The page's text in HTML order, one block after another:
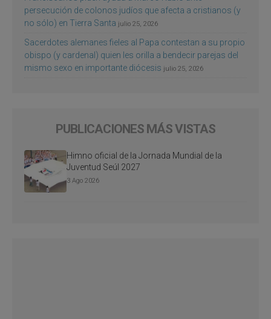
persecución de colonos judíos que afecta a cristianos (y
no sólo) en Tierra Santa julio 25, 2026
Sacerdotes alemanes fieles al Papa contestan a su propio
obispo (y cardenal) quien les orilla a bendecir parejas del
mismo sexo en importante diócesis julio 25, 2026
PUBLICACIONES MÁS VISTAS
Himno oficial de la Jornada Mundial de la
Juventud Seúl 2027
3 Ago 2026